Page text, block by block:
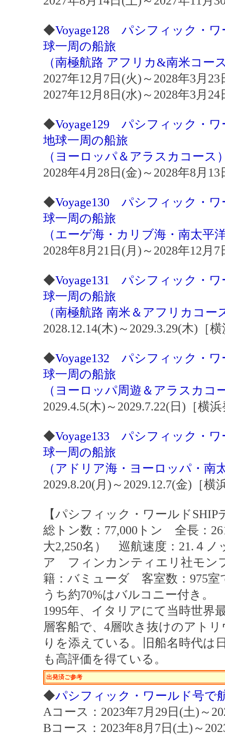
◆Voyage128 パシフィック・
球一周の船旅
（南極航路 アフリカ&南米コー
2027年12月7日(火)～2028年3月
2027年12月8日(水)～2028年3月
◆Voyage129 パシフィック・
地球一周の船旅
（ヨーロッパ＆アラスカコース
2028年4月28日(金)～2028年8月
◆Voyage130 パシフィック・
球一周の船旅
（エーゲ海・カリブ海・南太平
2028年8月21日(月)～2028年12月
◆Voyage131 パシフィック・
球一周の船旅
（南極航路 南米＆アフリカコー
2028.12.14(木)～2029.3.29(木)［
◆Voyage132 パシフィック・
球一周の船旅
（ヨーロッパ周遊＆アラスカコ
2029.4.5(木)～2029.7.22(日)［横
◆Voyage133 パシフィック・
球一周の船旅
（アドリア海・ヨーロッパ・南
2029.8.20(月)～2029.12.7(金)［横
【パシフィック・ワールドSHIP
総トン数：77,000トン 全長：
大2,250名） 巡航速度：21.４
ア フィンカンティエリ社モン
籍：バミューダ 客室数：975室
うち約70%はバルコニー付き。
1995年、イタリアにて当時世界
層客船で、4層吹き抜けのアト
りを添えている。旧船名時代は
も高評価を得ている。
出発済ご参考
◆パシフィック・ワールド号
Aコース：2023年7月29日(土)～
Bコース：2023年8月7日(土)～